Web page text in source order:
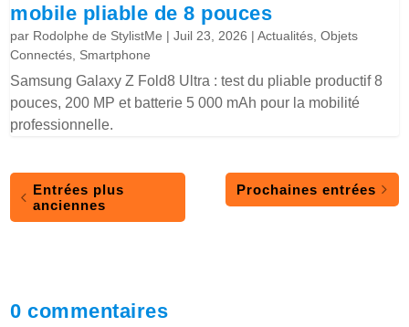
mobile pliable de 8 pouces
par Rodolphe de StylistMe |Juil 23, 2026 |Actualités ,Objets
Connectés Smartphone
Samsung Galaxy Z Fold8 Ultra : test du pliable productif 8
pouces, 200 MP et batterie 5 000 mAh pour la mobilité
professionnelle.
Entrées plus
anciennes
Prochaines entrées
0 commentaires